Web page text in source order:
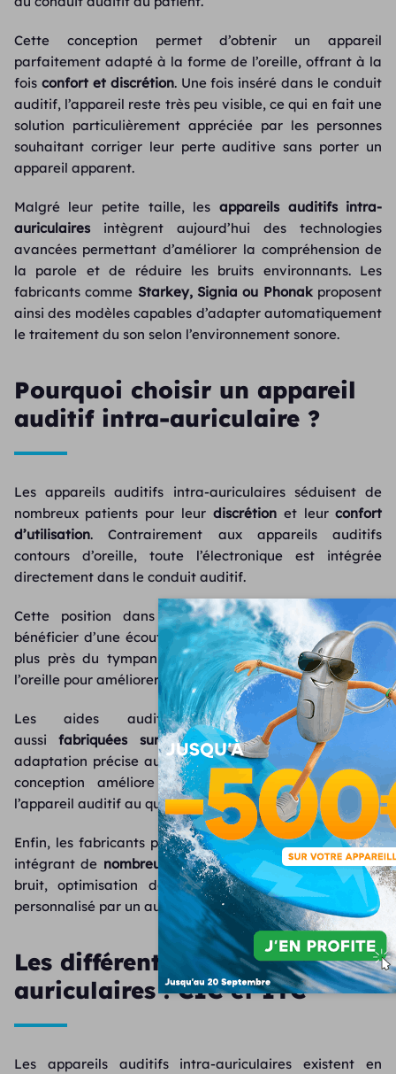
Cette conception permet d’obtenir un appareil
parfaitement adapté à la forme de l’oreille, offrant à la
fois confort et discrétion. Une fois inséré dans le conduit
auditif, l’appareil reste très peu visible, ce qui en fait une
solution particulièrement appréciée par les personnes
souhaitant corriger leur perte auditive sans porter un
appareil apparent.
Malgré leur petite taille, les appareils auditifs intra-
auriculairesintègrent aujourd’hui des technologies
avancées permettant d’améliorer la compréhension de
la parole et de réduire les bruits environnants. Les
fabricants comme Starkey, Signia ou Phonakproposent
ainsi des modèles capables d’adapter automatiquement
le traitement du son selon l’environnement sonore.
Pourquoi choisir un appareil
auditif intra-auriculaire ?
Les appareils auditifs intra-auriculaires séduisent de
nombreux patients pour leur discrétionet leurconfort
d’utilisation. Contrairement aux appareils auditifs
contours d’oreille, toute l’électronique est intégrée
directement dans le conduit auditif.
Cette position dans l’oreille permet également de
bénéficier d’une écoute plus naturelle. Le son est capté
plus près du tympan et utilise la forme naturelle de
l’oreille pour améliorer la perception des voix.
Les aides auditives intra-auriculaires sont
aussifabriquées sur mesure, ce qui garantit une
adaptation précise au conduit auditif du patient. Cette
conception améliore le confort et la stabilité de
l’appareil auditif au quotidien.
Enfin, les fabricants proposent aujourd’hui des modèles
intégrant de nombreuses fonctionnalités: réduction du
bruit, optimisation de la parole ou encore réglage
personnalisé par un audioprothésiste.
Les différents types d’intra-
auriculaires : CIC et ITC
Les appareils auditifs intra-auriculaires existent en